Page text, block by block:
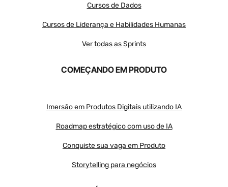
Cursos de Dados
Cursos de Liderança e Habilidades Humanas
Ver todas as Sprints
COMEÇANDO EM PRODUTO
Imersão em Produtos Digitais utilizando IA
Roadmap estratégico com uso de IA
Conquiste sua vaga em Produto
Storytelling para negócios